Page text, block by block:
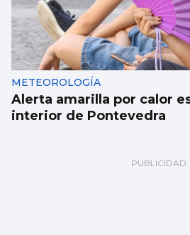
METEOROLOGÍA
Alerta amarilla por calor
interior de Pontevedra